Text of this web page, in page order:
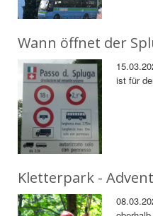
Wann öffnet der
ist für
Kletterpark -